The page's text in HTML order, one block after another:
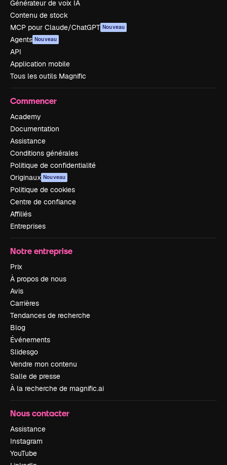
Générateur de voix IA
Contenu de stock
MCP pour Claude/ChatGPT Nouveau
Agents Nouveau
API
Application mobile
Tous les outils Magnific
Commencer
Academy
Documentation
Assistance
Conditions générales
Politique de confidentialité
Originaux Nouveau
Politique de cookies
Centre de confiance
Affiliés
Entreprises
Notre entreprise
Prix
À propos de nous
Avis
Carrières
Tendances de recherche
Blog
Événements
Slidesgo
Vendre mon contenu
Salle de presse
À la recherche de magnific.ai
Nous contacter
Assistance
Instagram
YouTube